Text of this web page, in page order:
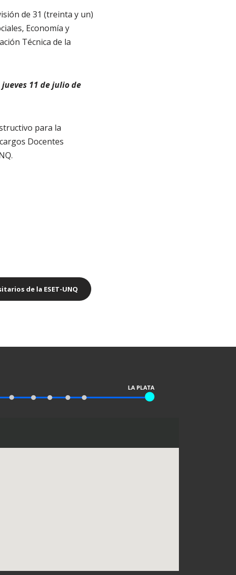
de 31 (treinta y un)
Economía y
Técnica de la
jueves 11 de julio de
para la
Docentes
de la ESET-UNQ